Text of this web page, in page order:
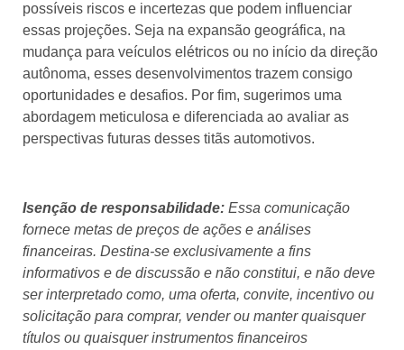
possíveis riscos e incertezas que podem influenciar
essas projeções. Seja na expansão geográfica, na
mudança para veículos elétricos ou no início da direção
autônoma, esses desenvolvimentos trazem consigo
oportunidades e desafios. Por fim, sugerimos uma
abordagem meticulosa e diferenciada ao avaliar as
perspectivas futuras desses titãs automotivos.
Isenção de responsabilidade: Essa comunicação
fornece metas de preços de ações e análises
financeiras. Destina-se exclusivamente a fins
informativos e de discussão e não constitui, e não deve
ser interpretado como, uma oferta, convite, incentivo ou
solicitação para comprar, vender ou manter quaisquer
títulos ou quaisquer instrumentos financeiros